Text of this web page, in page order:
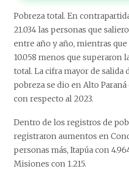
Pobreza total. En
21.034 las personas que
entre año y año, mientras
10.058 menos que superaron
total. La cifra mayor de salida
pobreza se dio en Alto
con respecto al 2023.
Dentro de los registros de
registraron aumentos en
personas más, Itapúa con
Misiones con 1.215.